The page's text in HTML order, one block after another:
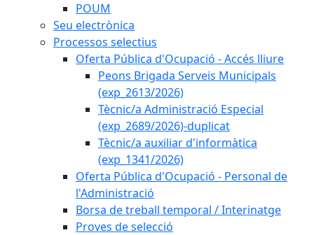
POUM
Seu electrònica
Processos selectius
Oferta Pública d'Ocupació - Accés lliure
Peons Brigada Serveis Municipals
(exp_2613/2026)
Tècnic/a Administració Especial
(exp_2689/2026)-duplicat
Tècnic/a auxiliar d'informàtica
(exp_1341/2026)
Oferta Pública d'Ocupació - Personal de
l'Administració
Borsa de treball temporal / Interinatge
Proves de selecció